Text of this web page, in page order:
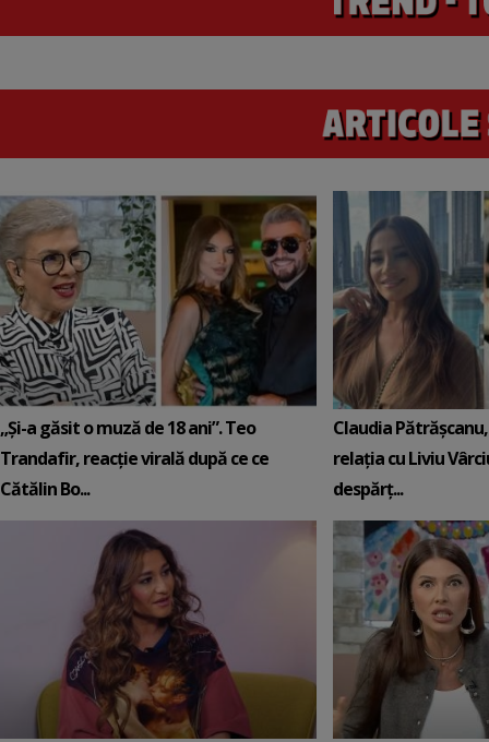
„Și-a găsit o muză de 18 ani”. Teo
Trandafir, reacție virală după ce ce
Cătălin Bo...
Claudia
relația cu Liviu
despărț...